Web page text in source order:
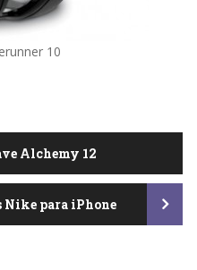
10
Alchemy 12
Nike para iPhone